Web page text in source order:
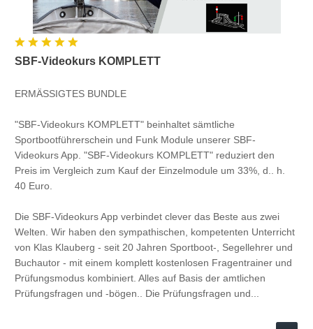
SBF-Videokurs KOMPLETT
ERMÄSSIGTES BUNDLE
"SBF-Videokurs KOMPLETT" beinhaltet sämtliche
Sportbootführerschein und Funk Module unserer SBF-
Videokurs App. "SBF-Videokurs KOMPLETT" reduziert den
Preis im Vergleich zum Kauf der Einzelmodule um 33%, d.. h.
40 Euro.
Die SBF-Videokurs App verbindet clever das Beste aus zwei
Welten. Wir haben den sympathischen, kompetenten Unterricht
von Klas Klauberg - seit 20 Jahren Sportboot-, Segellehrer und
Buchautor - mit einem komplett kostenlosen Fragentrainer und
Prüfungsmodus kombiniert. Alles auf Basis der amtlichen
Prüfungsfragen und -bögen.. Die Prüfungsfragen und...
Funkalphabet